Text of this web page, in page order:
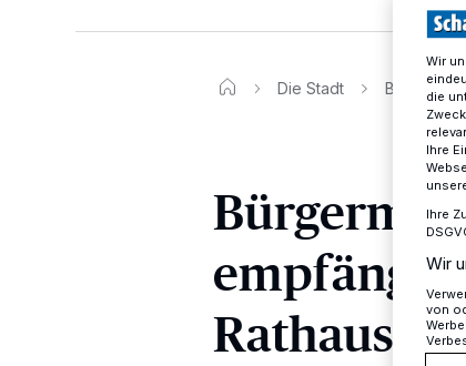
Die Stadt
empfängt
Rathaus
Wir
die
Ihre
Ihre
Wir
von